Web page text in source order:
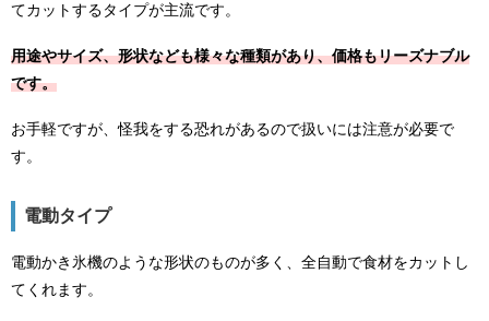
てカットするタイプが主流です。
用途やサイズ、形状なども様々な種類があり、価格もリーズナブル
です。
お手軽ですが、怪我をする恐れがあるので扱いには注意が必要で
す。
電動タイプ
電動かき氷機のような形状のものが多く、全自動で食材をカットし
てくれます。